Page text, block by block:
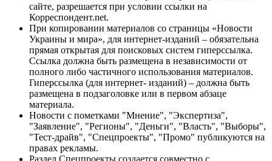
сайте, разрешается при условии ссылки на
Корреспондент.net.
При копировании материалов со страницы «Новости
Украины и мира», для интернет-изданий – обязательна
прямая открытая для поисковых систем гиперссылка.
Ссылка должна быть размещена в независимости от
полного либо частичного использования материалов.
Гиперссылка (для интернет- изданий) – должна быть
размещена в подзаголовке или в первом абзаце
материала.
Новости с пометками "Мнение", "Экспертиза",
"Заявление", "Регионы", "Деньги", "Власть", "Выборы",
"Тест-драйв", "Спецпроекты", "Промо" публикуются на
правах рекламы.
Раздел Спецпроекты создается совместно с